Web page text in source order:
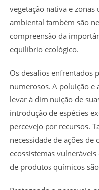
vegetação nativa e zonas
ambiental também são
compreensão da
equilíbrio ecológico.
Os desafios enfrentados
numerosos. A poluição e
levar à diminuição de
introdução de espécies
percevejo por recursos.
necessidade de ações de
ecossistemas
de produtos químicos